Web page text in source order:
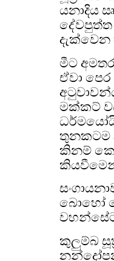
යනාදිය
දේවපුත්ත
දැක්වෙන
මීට
ඒවා
මක්කට්
තුනකටම
කිනම්
බොහෝ
කුලුම්බ